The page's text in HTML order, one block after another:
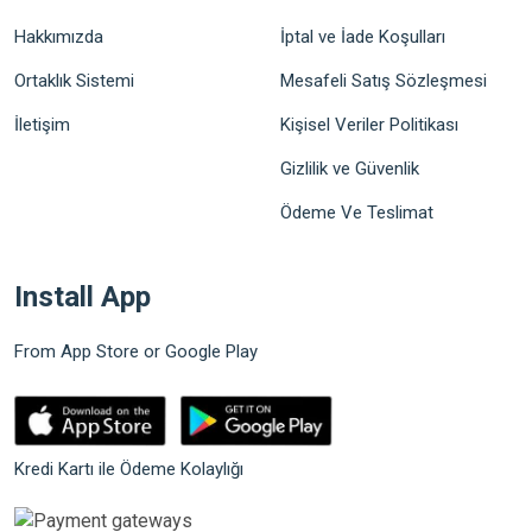
Hakkımızda
Ortaklık Sistemi
İletişim
İptal ve İade Koşulları
Mesafeli Satış Sözleşmesi
Kişisel Veriler Politikası
Gizlilik ve Güvenlik
Ödeme Ve Teslimat
Install App
From App Store or Google Play
Kredi Kartı ile Ödeme Kolaylığı